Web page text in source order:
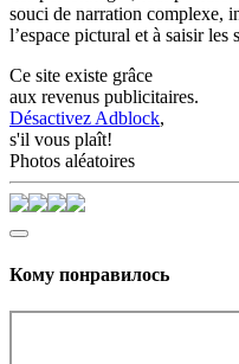
souci de narration complexe,
l’espace pictural et à saisir les
Ce site existe grâce
aux revenus publicitaires.
Désactivez Adblock,
s'il vous plaît!
Photos aléatoires
Кому понравилось